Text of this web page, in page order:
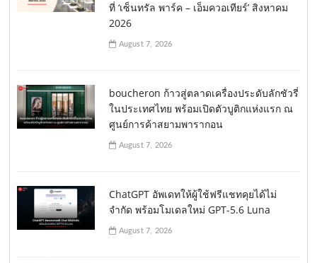
ที่ ‘เซ็นทรัล พาร์ค – เอ็มควอเทียร์’ สิงหาคม
2026
August 7, 2026
boucheron ก้าวสู่ตลาดเครื่องประดับลักชัวรี่
ในประเทศไทย พร้อมเปิดตัวบูติกแห่งแรก ณ
ศูนย์การค้าสยามพารากอน
August 7, 2026
ChatGPT อัพเดทให้ผู้ใช้ฟรีแชทคุยได้ไม่
จำกัด พร้อมโมเดลใหม่ GPT-5.6 Luna
August 7, 2026